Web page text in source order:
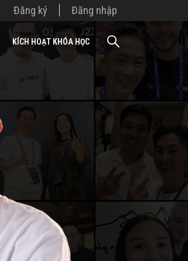
Đăng ký Đăng nhập
KÍCH HOẠT KHÓA HỌC